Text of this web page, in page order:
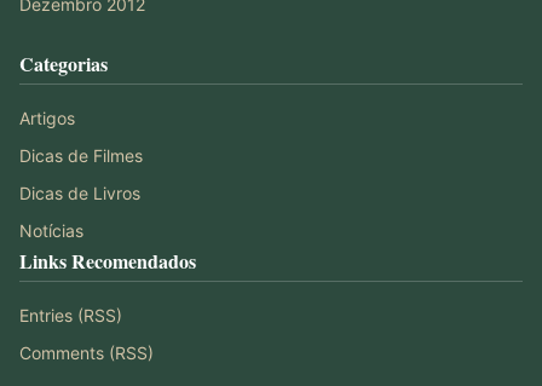
Dezembro 2012
Categorias
Artigos
Dicas de Filmes
Dicas de Livros
Notícias
Links Recomendados
Entries (RSS)
Comments (RSS)